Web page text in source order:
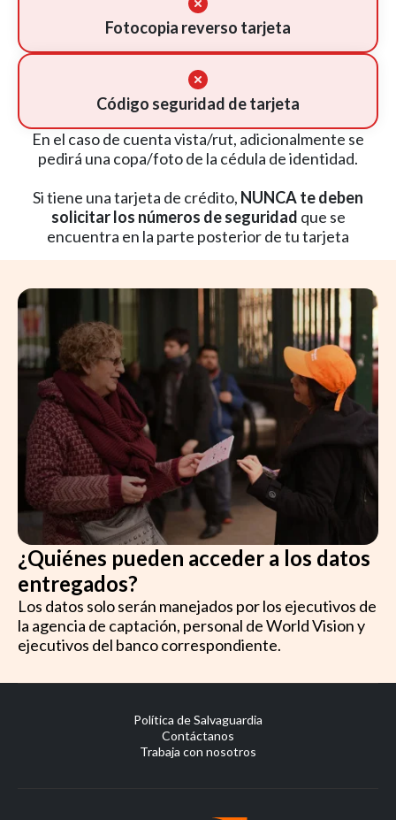
Fotocopia reverso tarjeta
Código seguridad de tarjeta
En el caso de cuenta vista/rut, adicionalmente se
pedirá una copa/foto de la cédula de identidad.
Si tiene una tarjeta de crédito, NUNCA te deben
solicitar los números de seguridad que se
encuentra en la parte posterior de tu tarjeta
¿Quiénes pueden acceder a los datos
entregados?
Los datos solo serán manejados por los ejecutivos de
la agencia de captación, personal de World Vision y
ejecutivos del banco correspondiente.
Política de Salvaguardia
Contáctanos
Trabaja con nosotros